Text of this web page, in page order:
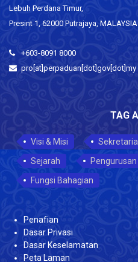
Lebuh Perdana Timur,
Presint 1, 62000 Putrajaya, MALAYSIA
+603-8091 8000
pro[at]perpaduan[dot]gov[dot]my
TAG
Visi & Misi
Sejarah
Fungsi Bahagian
Penafian
Dasar Privasi
Dasar Keselamatan
Peta Laman